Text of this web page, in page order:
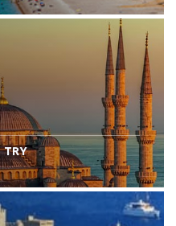
TRY